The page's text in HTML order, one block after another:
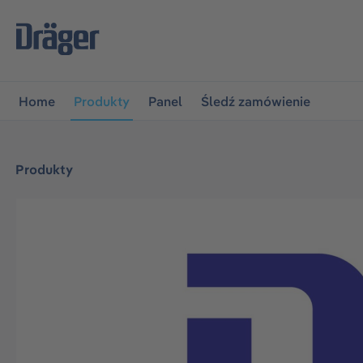
do głównej nawigacji
Home Produkty Panel Śledź zamówienie
Produkty